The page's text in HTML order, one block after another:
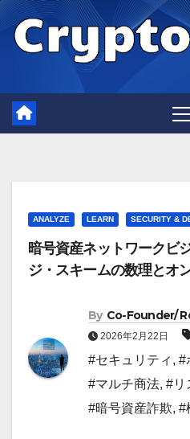
Skip
ANALYZE LEARN SECURITY &
暗号資産ネットワークビ
ジ・スキームの数理とオ
By Co-Founder/
2026年2月22日
#セキュリティ , #
#マルチ商法, #リ
#暗号資産詐欺, #